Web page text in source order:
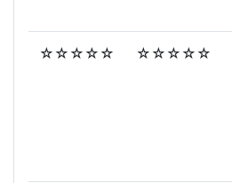
☆☆☆☆☆ ☆☆☆☆☆